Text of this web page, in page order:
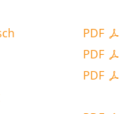
PDF
PDF
PDF